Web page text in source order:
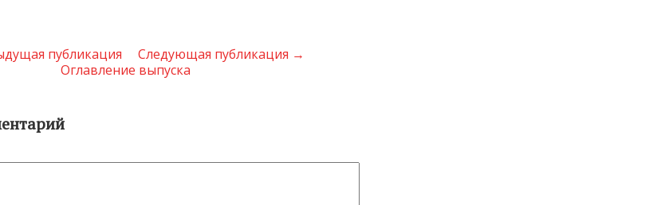
публикация
Следующая публикация →
Оглавление выпуска